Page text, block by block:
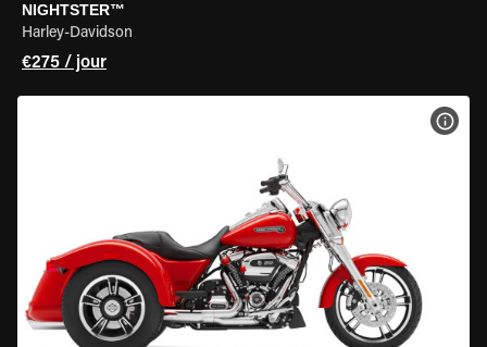
NIGHTSTER™
Harley-Davidson
€275 / jour